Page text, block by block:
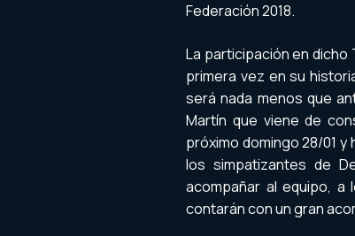
Federación 2018.
La participación en
primera vez en su
será nada menos que
Martín que viene de
próximo domingo 28/01
los simpatizantes de
acompañar al equipo, a
contarán con un gran